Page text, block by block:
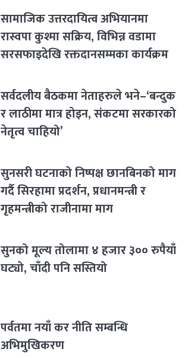
सामाजिक उत्तरदायित्व अभियानमा
रास्वपा कुश्मा सक्रिय, विभिन्न वडामा
सरसफाइदेखि रक्तदानसम्मका कार्यक्रम
सर्वदलीय बैठकमा नेताहरुले भने–‘बन्दुक
र लाठीमा मात्र होइन, संकटमा सरकारको
नेतृत्व चाहियो’
सुनसरी घटनाको निष्पक्ष छानबिनको माग
गर्दै सिरहामा प्रदर्शन, प्रधानमन्त्री र
गृहमन्त्रीको राजीनामा माग
सुनको मूल्य तोलामा ४ हजार ३०० रुपैयाँ
घट्यो, चाँदी पनि सस्तियो
पर्वतमा नयाँ कर नीति सम्बन्धि
अभिमुखिकरण